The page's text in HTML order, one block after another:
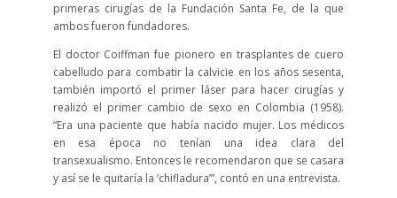
primeras cirugías de la Fundación Santa Fe, de la que
ambos fueron fundadores.
El doctor Coiffman fue pionero en trasplantes de cuero
cabelludo para combatir la calvicie en los años sesenta,
también importó el primer láser para hacer cirugías y
realizó el primer cambio de sexo en Colombia (1958).
“Era una paciente que había nacido mujer. Los médicos
en esa época no tenían una idea clara del
transexualismo. Entonces le recomendaron que se casara
y así se le quitaría la ‘chifladura’”, contó en una entrevista.